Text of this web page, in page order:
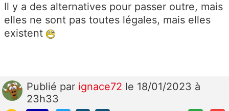
Il y a des alternatives pour passer outre, mais
elles ne sont pas toutes légales, mais elles
existent
Publié par ignace72 le 18/01/2023 à
23h33